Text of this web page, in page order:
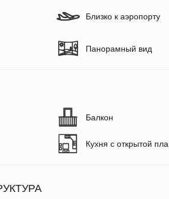
Близко к аэропорту
Панорамный вид
Балкон
Кухня с открытой